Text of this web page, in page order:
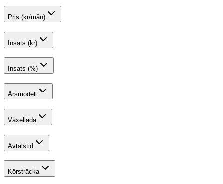
Pris (kr/mån)
Insats (kr)
Insats (%)
Årsmodell
Växellåda
Avtalstid
Körsträcka